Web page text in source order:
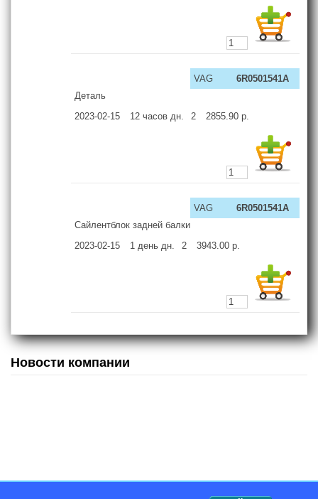
VAG
6R0501541A
Деталь
2023-02-15
12 часов дн. 2 2855.90 р.
VAG
6R0501541A
Сайлентблок задней балки
2023-02-15
1 день дн. 2 3943.00 р.
Новости компании